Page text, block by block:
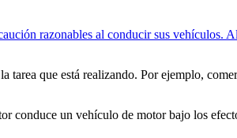
razonables al conducir sus vehículos.
que está realizando. Por ejemplo,
conduce un vehículo de motor bajo los